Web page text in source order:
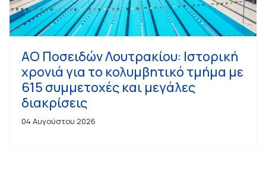
ΑΟ Ποσειδών Λουτρακίου: Ιστορική
χρονιά για το κολυμβητικό τμήμα με
615 συμμετοχές και μεγάλες
διακρίσεις
04 Αυγούστου 2026